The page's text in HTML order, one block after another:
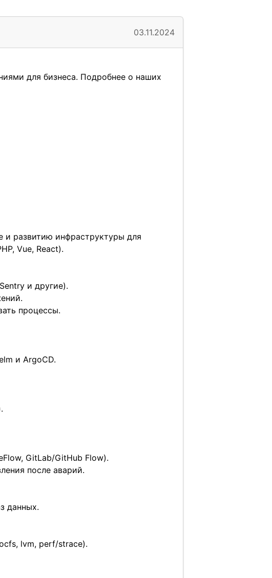
03.11.2024
для бизнеса. Подробнее о наших
развитию инфраструктуры для
Vue, React).
и другие).
процессы.
и ArgoCD.
GitLab/GitHub Flow).
после аварий.
данных.
lvm, perf/strace).